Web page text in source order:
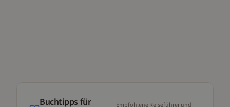
Buchtipps für
Empfohlene Reiseführer und